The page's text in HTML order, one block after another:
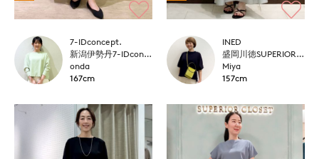
7-IDconcept.
新潟伊勢丹7-IDconcept.
onda
167cm
INED
盛岡川徳SUPERIOR CLOSET
Miya
157cm